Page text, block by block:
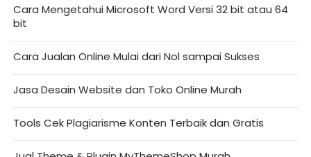
Cara Mengetahui Microsoft Word Versi 32 bit atau 64
bit
Cara Jualan Online Mulai dari Nol sampai Sukses
Jasa Desain Website dan Toko Online Murah
Tools Cek Plagiarisme Konten Terbaik dan Gratis